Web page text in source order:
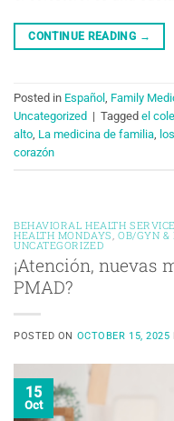
CONTINUE READING →
Posted in Español , Family
Uncategorized | Tagged el
alto, La medicina de familia,
corazón
BEHAVIORAL HEALTH
HEALTH MONDAYS OB/GYN &
UNCATEGORIZED
¡Atención, nuevas
PMAD?
POSTED ON OCTOBER 15, 2025
15
Oct